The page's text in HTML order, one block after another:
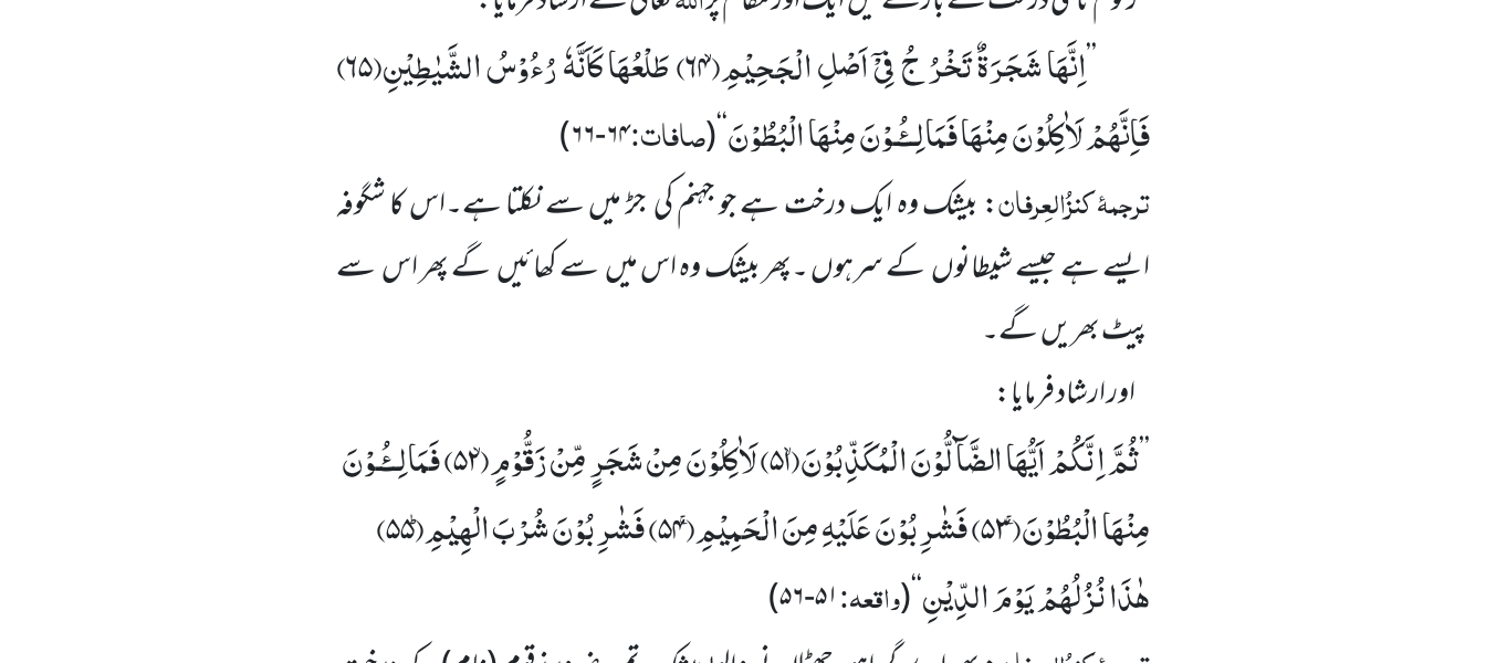
’’اِنَّهَا شَجَرَةٌ تَخْرُ جُ فِیْۤ اَصْلِ الْجَحِیْمِۙ(۶۴) طَلْعُهَا كَاَنَّهٗ رُءُوْسُ الشَّیٰطِیْنِ(۶۵)
فَاِنَّهُمْ لَاٰكِلُوْنَ مِنْهَا فَمَالِــٴُـوْنَ مِنْهَا الْبُطُوْنَ‘‘
(صافات:۶۴-۶۶ )
ترجمۂکنزُالعِرفان: بیشک وہ ایک درخت ہے جو جہنم کی جڑ میں سے نکلتا ہے۔اس کا شگوفہ
ایسے ہے جیسے شیطانوں کے سرہوں ۔پھر بیشک وہ اس میں سے کھائیں گے پھر اس سے
پیٹ بھریں گے۔
اور ارشاد فرمایا:
’’ثُمَّ اِنَّكُمْ اَیُّهَا الضَّآلُّوْنَ الْمُكَذِّبُوْنَۙ(۵۱) لَاٰكِلُوْنَ مِنْ شَجَرٍ مِّنْ زَقُّوْمٍۙ(۵۲) فَمَالِــٴُـوْنَ
مِنْهَا الْبُطُوْنَۚ(۵۳) فَشٰرِبُوْنَ عَلَیْهِ مِنَ الْحَمِیْمِۚ(۵۴) فَشٰرِبُوْنَ شُرْبَ الْهِیْمِؕ(۵۵)
هٰذَا نُزُلُهُمْ یَوْمَ الدِّیْنِ‘‘
(واقعہ:۵۱-۵۶ )